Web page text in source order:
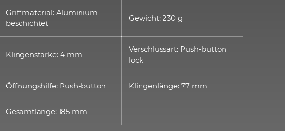
Griffmaterial: Aluminium
beschichtet
Gewicht: 230 g
Klingenstärke: 4 mm
Verschlussart: Push-button
lock
Öffnungshilfe: Push-button Klingenlänge: 77 mm
Gesamtlänge: 185 mm